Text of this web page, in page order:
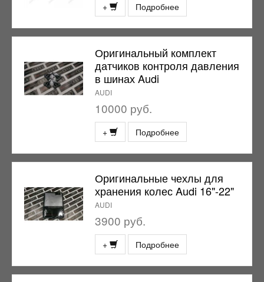
+ Подробнее
Оригинальный комплект
датчиков контроля давления
в шинах Audi
AUDI
10000 руб.
+ Подробнее
Оригинальные чехлы для
хранения колес Audi 16"-22"
AUDI
3900 руб.
+ Подробнее